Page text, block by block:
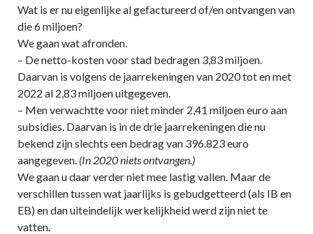
Wat is er nu eigenlijke al gefactureerd of/en ontvangen van
die 6 miljoen?
We gaan wat afronden.
– De netto-kosten voor stad bedragen 3,83 miljoen.
Daarvan is volgens de jaarrekeningen van 2020 tot en met
2022 al 2,83 miljoen uitgegeven.
– Men verwachtte voor niet minder 2,41 miljoen euro aan
subsidies. Daarvan is in de drie jaarrekeningen die nu
bekend zijn slechts een bedrag van 396.823 euro
aangegeven. (In 2020 niets ontvangen.)
We gaan u daar verder niet mee lastig vallen. Maar de
verschillen tussen wat jaarlijks is gebudgetteerd (als IB en
EB) en dan uiteindelijk werkelijkheid werd zijn niet te
vatten.